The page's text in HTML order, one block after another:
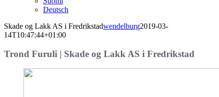
Deutsch
Skade og Lakk AS i Fredrikstadwendelburg2019-03-
14T10:47:44+01:00
Trond Furuli | Skade og Lakk AS i Fredrikstad